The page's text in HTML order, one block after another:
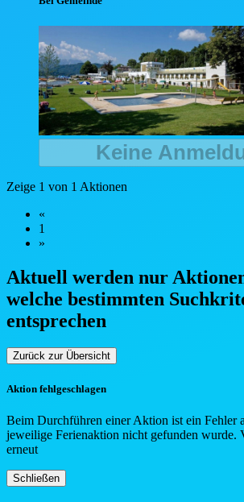
Keine
Zeige 1 von 1 Aktionen
«
1
»
Aktuell werden nur
welche bestimmten Such
entsprechen
Zurück zur Übersicht
Aktion fehlgeschlagen
Beim Durchführen einer Aktion ist ein Fehler
jeweilige Ferienaktion nicht gefunden wurde.
erneut
Schließen